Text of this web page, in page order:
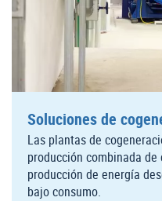
Soluciones de
Las plantas de
producción combinada
producción de energía
bajo consumo.